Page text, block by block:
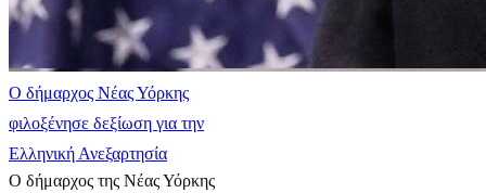
Ο δήμαρχος Νέας Υόρκης
φιλοξένησε δεξίωση για την
Ελληνική Ανεξαρτησία
Ο δήμαρχος της Νέας Υόρκης